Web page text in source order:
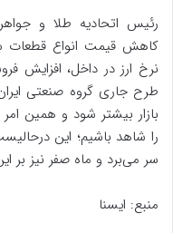
رئیس اتحادیه طلا و
کاهش قیمت انواع قطعات
نرخ ارز در داخل، افزایش
طرح جاری گروه صنعتی
بازار بیشتر شود و همین
را شاهد باشیم؛ این
سر می‌برد و ماه صفر نیز بر
منبع: ایسنا